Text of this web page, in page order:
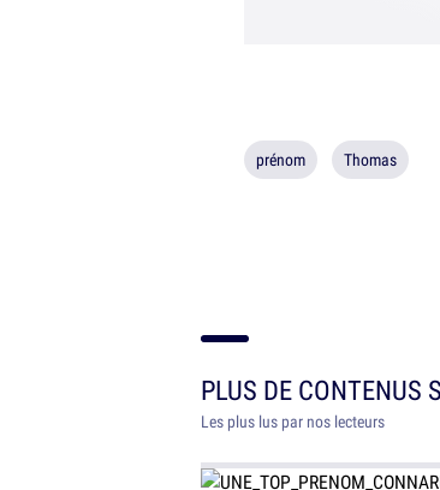
prénom Thomas
PLUS DE CONTENUS
Les plus lus par nos lecteurs